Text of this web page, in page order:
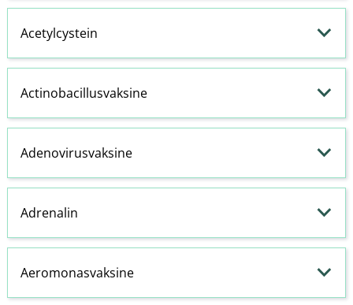
Acetylcystein
Actinobacillusvaksine
Adenovirusvaksine
Adrenalin
Aeromonasvaksine